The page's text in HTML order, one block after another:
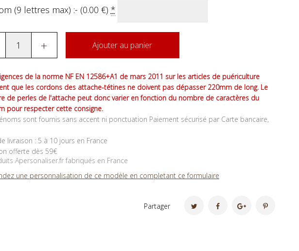
(9 lettres max) :- (0.00 €) *
+ Ajouter au panier
de la norme NF EN 12586+A1 de mars 2011 sur les articles de puériculture
que les cordons des attache-tétines ne doivent pas dépasser 220mm de long. Le
de perles de l'attache peut donc varier en fonction du nombre de caractères du
pour respecter cette consigne.
sont fournis sans accent ni ponctuation Paiement sécurisé par Carte bancaire,
livraison : 5 à 10 jours en France
offerte dès 59€
Apersonaliser.fr fabriqués en France
une personnalisation de ce modèle en completant ce formulaire
Partager